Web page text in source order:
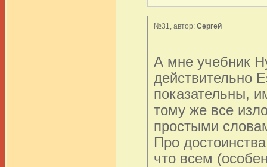
№31, автор: Сергей
А мне учебник
действительно
показательны,
тому же все
простыми
Про
что всем